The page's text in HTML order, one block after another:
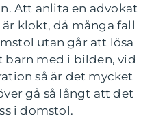
Att anlita en advokat
klokt, då många fall
utan går att lösa
barn med i bilden, vid
så är det mycket
gå så långt att det
i domstol.